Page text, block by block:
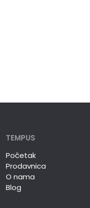
TEMPUS
Početak
Prodavnica
O nama
Blog